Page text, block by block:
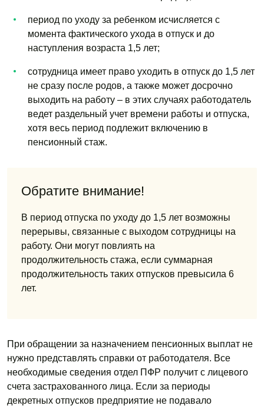
период по уходу за ребенком исчисляется с
момента фактического ухода в отпуск и до
наступления возраста 1,5 лет;
сотрудница имеет право уходить в отпуск до 1,5 лет
не сразу после родов, а также может досрочно
выходить на работу – в этих случаях работодатель
ведет раздельный учет времени работы и отпуска,
хотя весь период подлежит включению в
пенсионный стаж.
Обратите внимание!
В период отпуска по уходу до 1,5 лет возможны
перерывы, связанные с выходом сотрудницы на
работу. Они могут повлиять на
продолжительность стажа, если суммарная
продолжительность таких отпусков превысила 6
лет.
При обращении за назначением пенсионных выплат не
нужно представлять справки от работодателя. Все
необходимые сведения отдел ПФР получит с лицевого
счета застрахованного лица. Если за периоды
декретных отпусков предприятие не подавало